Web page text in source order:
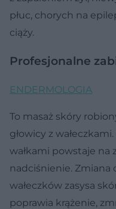
płuc, chorych na
ciąży.
Profesjonalne
ENDERMOLOGIA
To masaż skóry
głowicy z
wałkami powstaje na
nadciśnienie. Zmiana
wałeczków zasysa
poprawia krążenie,